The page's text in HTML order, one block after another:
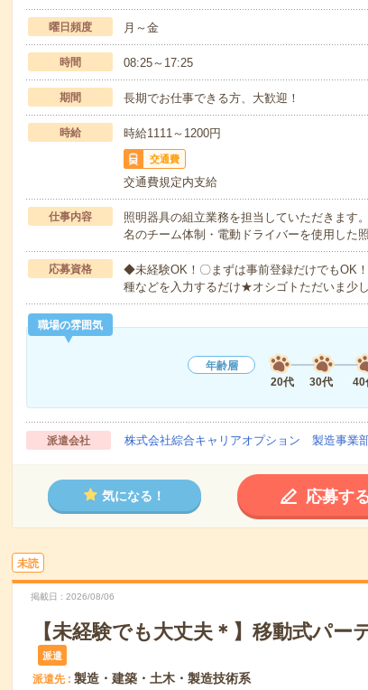
曜日頻度 月～金
時間 08:25～17:25
期間 長期でお仕事できる方、大歓迎！
時給 時給1111～1200円
交通費
交通費規定内支給
仕事内容
照明器具の組立業務を担当していただきます
名のチーム体制・電動ドライバーを使用した
応募資格
◆未経験OK！〇まずは事前登録だけでもOK
種などを入力するだけ★オシゴトただいま少
職場の雰囲気
年齢層
20代
30代 40
派遣会社 株式会社綜合キャリアオプション 製造事業部
気になる！ 応募す
未読
掲載日 2026/08/06
【未経験でも大丈夫＊】移動式パ
派遣
派遣先 製造・建築・土木・製造技術系